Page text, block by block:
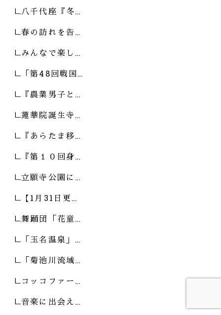
八千代座『冬…
春の訪れを告…
みんなで楽し…
「第48回戦国…
『農業男子と…
蓮華院誕生寺…
『あらたま移…
『第１０回身…
立願寺公園に…
【1月31日更…
舞踊団「花童…
「玉名温泉」…
「菊池川流域…
コッコファー…
音楽に出会え…